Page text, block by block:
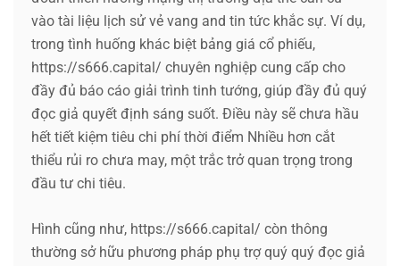
vào tài liệu lịch sử vẻ vang and tin tức khắc sự. Ví dụ,
trong tình huống khác biệt bảng giá cổ phiếu,
https://s666.capital/ chuyên nghiệp cung cấp cho
đầy đủ báo cáo giải trình tinh tướng, giúp đầy đủ quý
đọc giả quyết định sáng suốt. Điều này sẽ chưa hầu
hết tiết kiệm tiêu chi phí thời điểm Nhiều hơn cắt
thiểu rủi ro chưa may, một trắc trở quan trọng trong
đầu tư chi tiêu.
Hình cũng như, https://s666.capital/ còn thông
thường sở hữu phương pháp phụ trợ quý quý đọc giả